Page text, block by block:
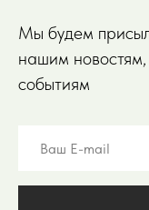
Мы будем
нашим
событиям